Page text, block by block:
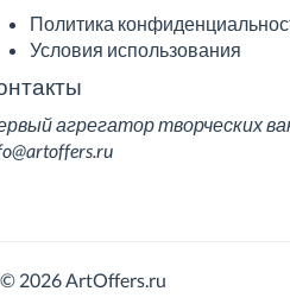
Политика
Условия использования
агрегатор творческих
© 2026 ArtOffers.ru